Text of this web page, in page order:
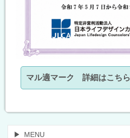
マル適マーク 詳細はこちら
MENU